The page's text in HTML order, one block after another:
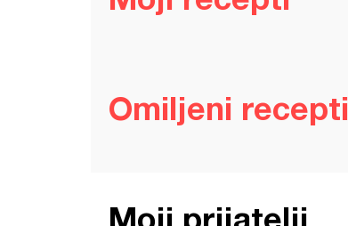
Omiljeni recepti